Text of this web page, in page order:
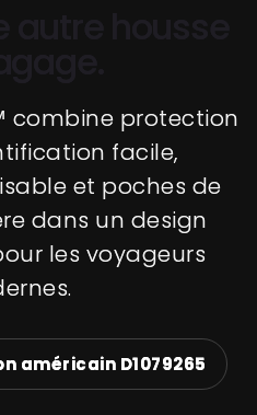
combine protection
facile,
et poches de
dans un design
les voyageurs
américain D1079265